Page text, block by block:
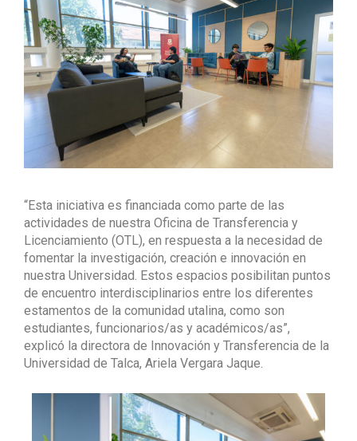
“Esta iniciativa es financiada como parte de las
actividades de nuestra Oficina de Transferencia y
Licenciamiento (OTL), en respuesta a la necesidad de
fomentar la investigación, creación e innovación en
nuestra Universidad. Estos espacios posibilitan puntos
de encuentro interdisciplinarios entre los diferentes
estamentos de la comunidad utalina, como son
estudiantes, funcionarios/as y académicos/as”,
explicó la directora de Innovación y Transferencia de la
Universidad de Talca, Ariela Vergara Jaque.